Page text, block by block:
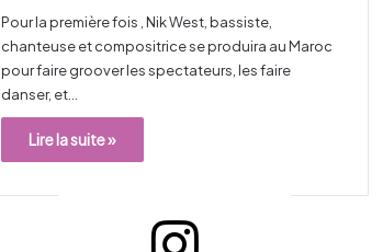
Pour la première fois , Nik West, bassiste,
chanteuse et compositrice se produira au Maroc
pour faire groover les spectateurs, les faire
danser, et…
Lire la suite »